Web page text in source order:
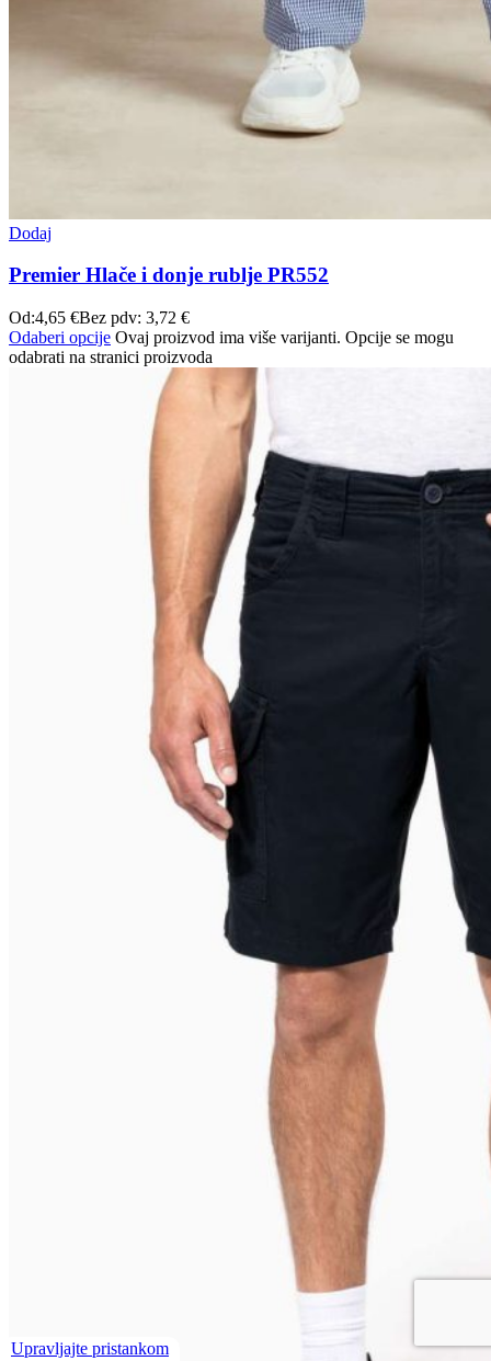
Dodaj
Premier Hlače i donje rublje PR552
Od:4,65 €Bez pdv: 3,72 €
Odaberi opcije Ovaj proizvod ima više varijanti. Opcije se mogu
odabrati na stranici proizvoda
Upravljajte pristankom